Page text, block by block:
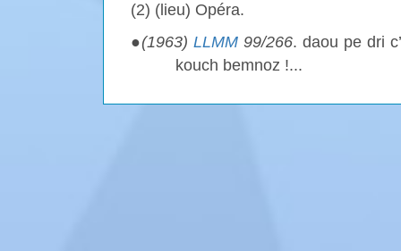
(2) (lieu) Opéra.
●(1963) LLMM99/266. daou pe dri
kouch bemnoz !...